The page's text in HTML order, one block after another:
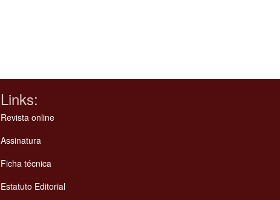
Links:
Revista online
Assinatura
Ficha técnica
Estatuto Editorial